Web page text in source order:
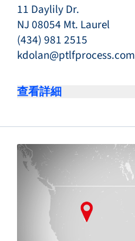
11 Daylily Dr.
NJ 08054 Mt. Laurel
(434) 981 2515
kdolan@ptlfprocess.com
查看詳細